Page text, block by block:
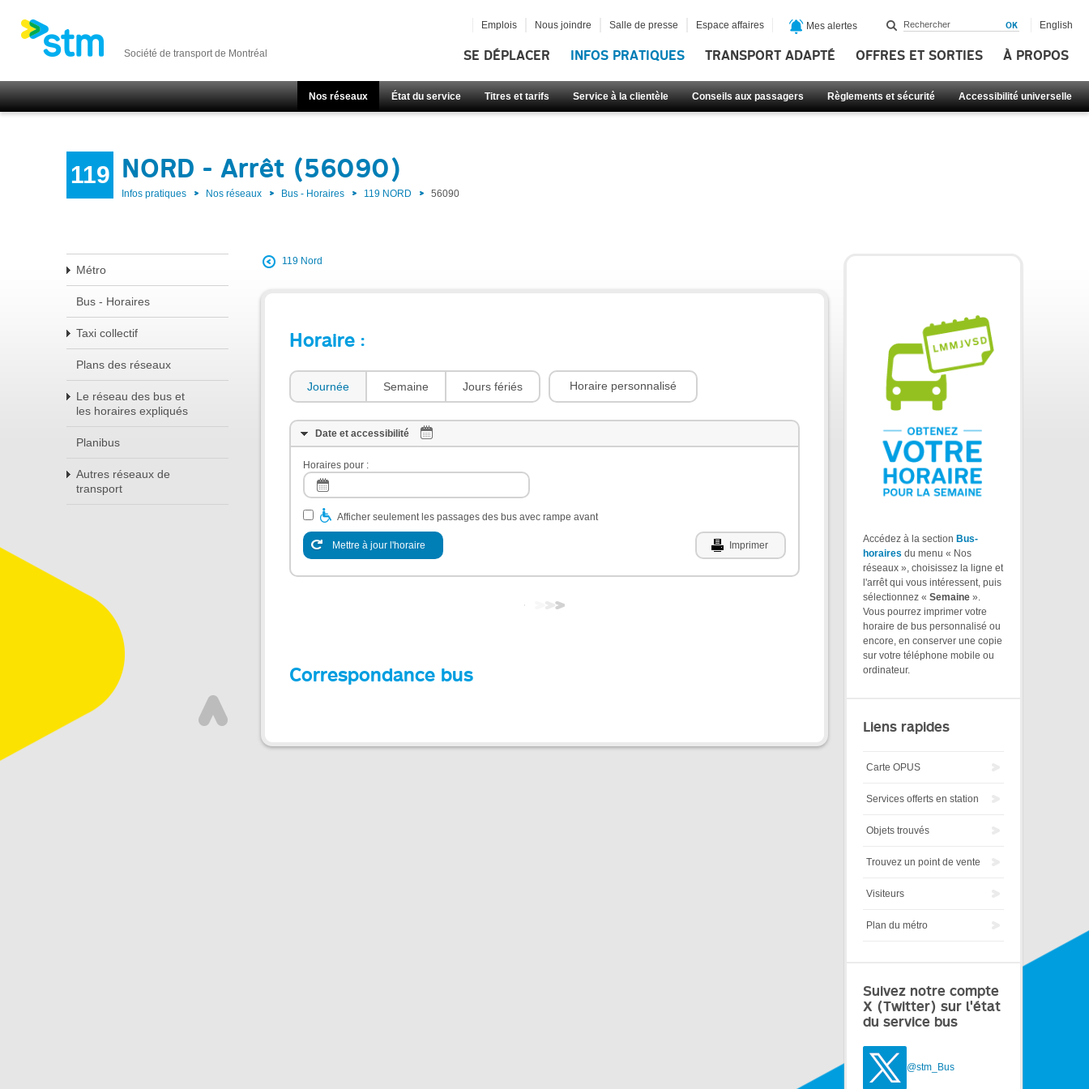
Société de transport de Montréal SE DÉPLACER INFOS PRATIQUES TRANSPORT ADAPTÉ OFFRES ET SORTIES À PROPOS
Nos réseaux État du service Titres et tarifs Service à la clientèle Conseils aux passagers Règlements et sécurité Accessibilité universelle
Emplois Nous joindre Salle de presse Espace affaires Mes alertes English
119 NORD - Arrêt (56090)
Infos pratiques Nos réseaux Bus - Horaires 119 NORD 56090
Métro
Bus - Horaires
Taxi collectif
Plans des réseaux
Le réseau des bus et
les horaires expliqués
Planibus
Autres réseaux de
transport
119 Nord
Horaire :
Journée Semaine Jours fériés Horaire personnalisé
Date et accessibilité
Horaires pour :
Afficher seulement les passages des bus avec rampe avant
Mettre à jour l'horaire Imprimer
Correspondance bus
Accédez à la section Bus-
horaires du menu « Nos
réseaux », choisissez la ligne et
l'arrêt qui vous intéressent, puis
sélectionnez « Semaine ».
Vous pourrez imprimer votre
horaire de bus personnalisé ou
encore, en conserver une copie
sur votre téléphone mobile ou
ordinateur.
Liens rapides
Carte OPUS
Services offerts en station
Objets trouvés
Trouvez un point de vente
Visiteurs
Plan du métro
Suivez notre compte
X (Twitter) sur l'état
du service bus
@stm_Bus